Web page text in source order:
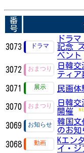
番
号
3073
ドラ
記念
ベント
3072
日韓
ティア
3071 民画
3070
日韓
開催
3069
韓国文
のお知
3068
Kエン
イ・ジ